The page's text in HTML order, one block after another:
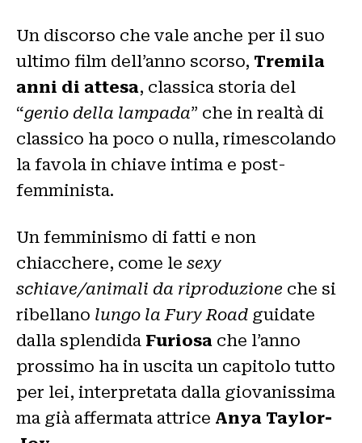
Un discorso che vale anche per il suo
ultimo film dell’anno scorso, Tremila
anni di attesa, classica storia del
“genio della lampada” che in realtà di
classico ha poco o nulla, rimescolando
la favola in chiave intima e post-
femminista.
Un femminismo di fatti e non
chiacchere, come le sexy
schiave/animali da riproduzione che si
ribellano lungo la Fury Road guidate
dalla splendida Furiosa che l’anno
prossimo ha in uscita un capitolo tutto
per lei, interpretata dalla giovanissima
ma già affermata attrice Anya Taylor-